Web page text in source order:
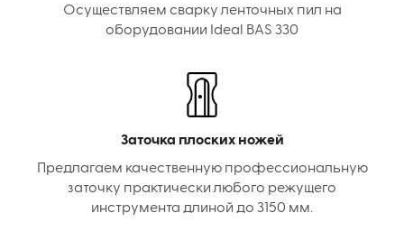
Осуществляем сварку ленточных пил на
оборудовании Ideal BAS 330
Заточка плоских ножей
Предлагаем качественную профессиональную
заточку практически любого режущего
инструмента длиной до 3150 мм.